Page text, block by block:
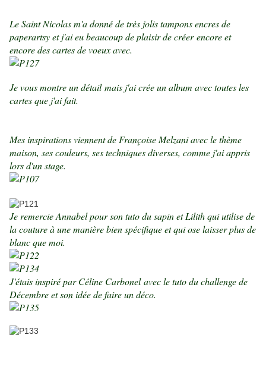
Le Saint Nicolas m'a donné de très jolis tampons encres de
paperartsy et j'ai eu beaucoup de plaisir de créer encore et
encore des cartes de voeux avec.
Je vous montre un détail mais j'ai crée un album avec toutes les
cartes que j'ai fait.
Mes inspirations viennent de Françoise Melzani avec le thème
maison, ses couleurs, ses techniques diverses, comme j'ai appris
lors d'un stage.
Je remercie Annabel pour son tuto du sapin et Lilith qui utilise de
la couture à une manière bien spécifique et qui ose laisser plus de
blanc que moi.
J'étais inspiré par Céline Carbonel avec le tuto du challenge de
Décembre et son idée de faire un déco.